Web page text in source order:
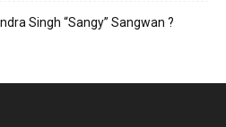
Singh “Sangy” Sangwan ?